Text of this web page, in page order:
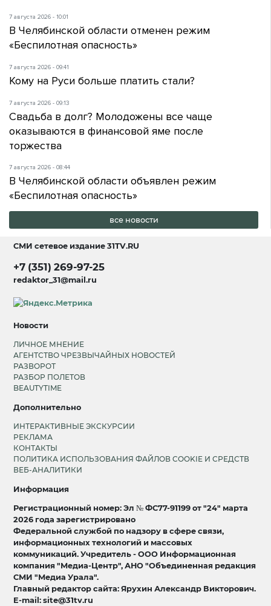
7 августа 2026 - 10:01
В Челябинской области отменен режим
«Беспилотная опасность»
7 августа 2026 - 09:41
Кому на Руси больше платить стали?
7 августа 2026 - 09:13
Свадьба в долг? Молодожены все чаще
оказываются в финансовой яме после
торжества
7 августа 2026 - 08:44
В Челябинской области объявлен режим
«Беспилотная опасность»
все новости
СМИ сетевое издание31TV.RU
+7 (351) 269-97-25
redaktor_31@mail.ru
Новости
ЛИЧНОЕ МНЕНИЕ
АГЕНТСТВО ЧРЕЗВЫЧАЙНЫХ НОВОСТЕЙ
РАЗВОРОТ
РАЗБОР ПОЛЕТОВ
BEAUTYTIME
Дополнительно
ИНТЕРАКТИВНЫЕ ЭКСКУРСИИ
РЕКЛАМА
КОНТАКТЫ
ПОЛИТИКА ИСПОЛЬЗОВАНИЯ ФАЙЛОВ COOKIE И СРЕДСТВ
ВЕБ-АНАЛИТИКИ
Информация
Регистрационный номер: Эл № ФС77-91199 от "24" марта
2026 года зарегистрировано
Федеральной службой по надзору в сфере связи,
информационных технологий и массовых
коммуникаций. Учредитель - ООО Информационная
компания "Медиа-Центр", АНО "Объединенная редакция
СМИ "Медиа Урала".
Главный редактор сайта: Ярухин Александр Викторович.
E-mail: site@31tv.ru